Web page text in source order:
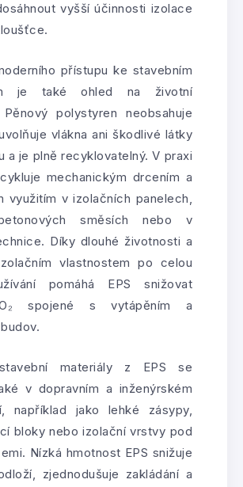
vyšší účinnosti izolace
přístupu ke stavebním
je také ohled na životní
polystyren neobsahuje
vlákna ani škodlivé látky
a je plně recyklovatelný. V praxi
mechanickým drcením a
využitím v izolačních panelech,
směsích nebo v
Díky dlouhé životnosti a
vlastnostem po celou
pomáhá EPS snižovat
spojené s vytápěním a
materiály z EPS se
v dopravním a inženýrském
například jako lehké zásypy,
bloky nebo izolační vrstvy pod
Nízká hmotnost EPS snižuje
zjednodušuje zakládání a